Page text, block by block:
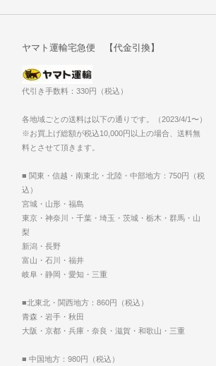
ヤマト運輸宅急便 【代金引換】
代引き手数料：330円（税込）
各地域ごとの送料は以下の通りです。（2023/4/1〜）
※お買上げ総額が税込10,000円以上の場合、送料無
料とさせて頂きます。
■ 関東・信越・南東北・北陸・中部地方：750円（税
込）
宮城・山形・福島
東京・神奈川・千葉・埼玉・茨城・栃木・群馬・山
梨
新潟・長野
富山・石川・福井
岐阜・静岡・愛知・三重
■北東北・関西地方：860円（税込）
青森・岩手・秋田
大阪・京都・兵庫・奈良・滋賀・和歌山・三重
■ 中国地方：980円（税込）